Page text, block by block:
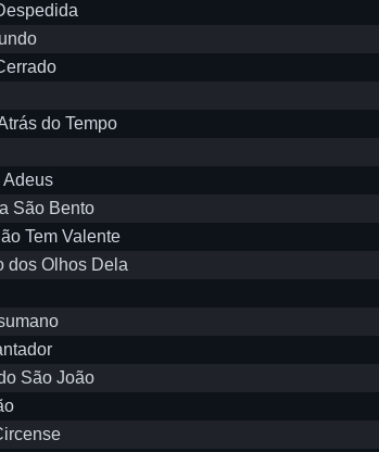
do Tempo
Adeus
São Bento
Tem Valente
dos Olhos Dela
São João